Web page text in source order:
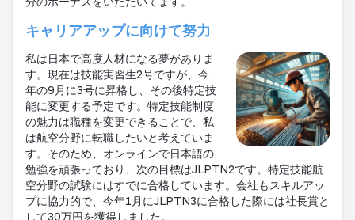
キャリアアップに向けて努力
私は日本で高度人材になる夢がありま
す。現在は技能実習生2号ですが、今
年の9 月に3号に昇格し、その後特定技
能に変更する予定です。特定技能制度
の魅力は職種を変更できることで、私
は航空分野に転職したいと考えていま
す。そのため、オンラインで日本語の
勉強を頑張っており、次の目標はJLPTN2です。特定技能航
空分野の試験にはすでに合格しています。会社もスキルアッ
プに協力的で、今年1 月にJLPTN3に合格した際には社長賞と
して30万円を獲得しました。